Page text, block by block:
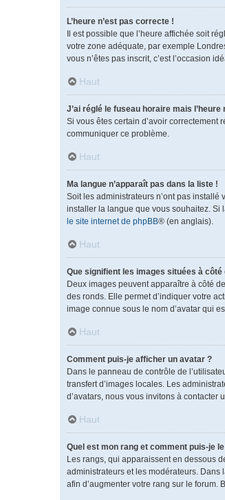
L’heure n’est pas correcte !
Il est possible que l’heure affichée soit
votre zone adéquate, par exemple
vous n’êtes pas inscrit, c’est l’occasion
Haut
J’ai réglé le fuseau horaire mais
Si vous êtes certain d’avoir correctement
communiquer ce problème.
Haut
Ma langue n’apparaît pas dans la liste !
Soit les administrateurs n’ont pas installé
installer la langue que vous souhaitez. Si
le site internet de phpBB® (en anglais).
Haut
Que signifient les images situées à côté
Deux images peuvent apparaître à côté
des ronds. Elle permet d’indiquer votre
image connue sous le nom d’avatar qui
Haut
Comment puis-je afficher un avatar ?
Dans le panneau de contrôle de
transfert d’images locales. Les
d’avatars, nous vous invitons à contacter
Haut
Quel est mon rang et comment puis-je
Les rangs, qui apparaissent en dessous
administrateurs et les modérateurs.
afin d’augmenter votre rang sur le